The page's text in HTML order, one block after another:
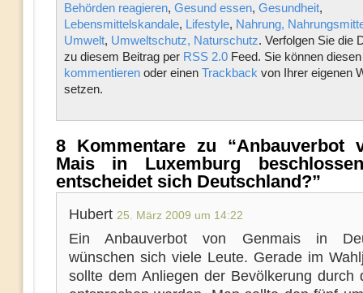
Behörden reagieren, Gesund essen, Gesundheit,
Lebensmittelskandale, Lifestyle, Nahrung,
Umwelt, Umweltschutz, Naturschutz. Verfolgen Sie die
zu diesem Beitrag per RSS 2.0Feed. Sie können
kommentierenoder einen Trackback von Ihrer eigenen
setzen.
8 Kommentare zu “Anbauverbot
Mais in Luxemburg
entscheidet sich Deutschland?”
Hubert 25. März 2009 um 14:22
Ein Anbauverbot von Genmais in
wünschen sich viele Leute. Gerade im
sollte dem Anliegen der Bevölkerung durch